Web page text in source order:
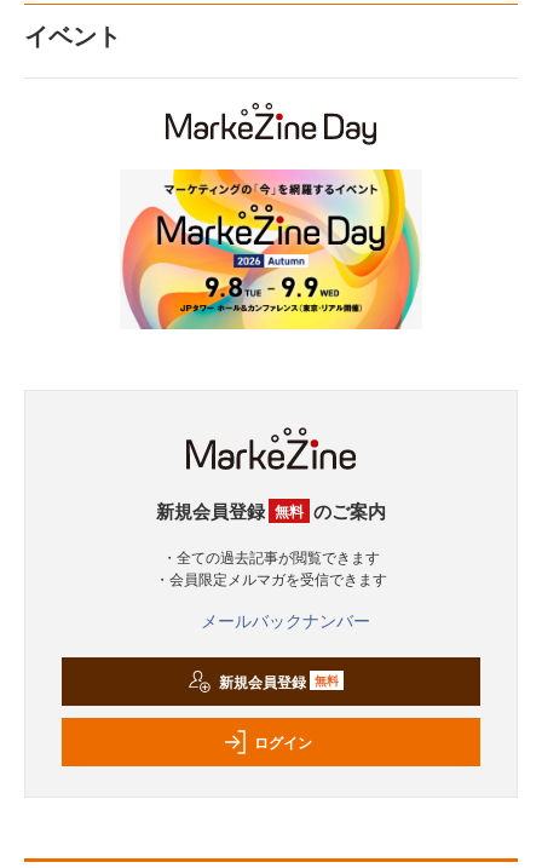
イベント
新規会員登録 無料 のご案内
・全ての過去記事が閲覧できます
・会員限定メルマガを受信できます
メールバックナンバー
新規会員登録 無料
ログイン